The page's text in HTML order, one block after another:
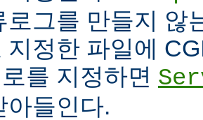
로그를 만들지 않
지정한 파일에
를 지정하면
아들인다.